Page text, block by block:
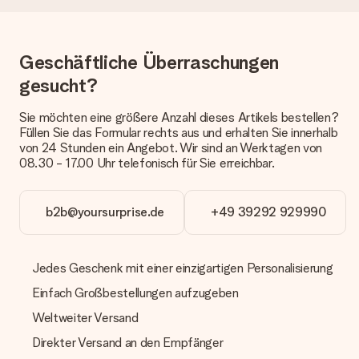
Welche Lieferoptionen stehen zur Verfügung?
Derzeit können wir (noch) keine verschiedenen Lieferoptionen
anbieten. Das Geschenk, das bestellt wird, wird als Paket oder
oder Päckchen geliefert wird, kontaktiere bitte unseren
Kundenservice.
Zahlung
Wie kann ich meine Bestellung bezahlen?
Wir bieten die folgenden Zahlungsoptionen an: Vorauskasse
mit normaler Überweisung, Sofortüberweisung, Paypal,
Kreditkarte oder auf Rechnung über Klarna. Bei einer
Geschenks jedoch um 3 Werktage.
Geschenk empfangen
Was, wenn das Geschenk meine Erwartungen nicht
erfüllt?
Sollte das Geschenk wider Erwarten deine Erwartungen nicht
Geschäftliche Überraschungen
gesucht?
Sie möchten eine größere Anzahl dieses Artikels bestellen?
Füllen Sie das Formular rechts aus und erhalten Sie innerhalb
von 24 Stunden ein Angebot. Wir sind an Werktagen von
08.30 - 17.00 Uhr telefonisch für Sie erreichbar.
b2b@yoursurprise.de +49 39292 929990
Jedes Geschenk mit einer einzigartigen Personalisierung
Einfach Großbestellungen aufzugeben
Weltweiter Versand
Direkter Versand an den Empfänger